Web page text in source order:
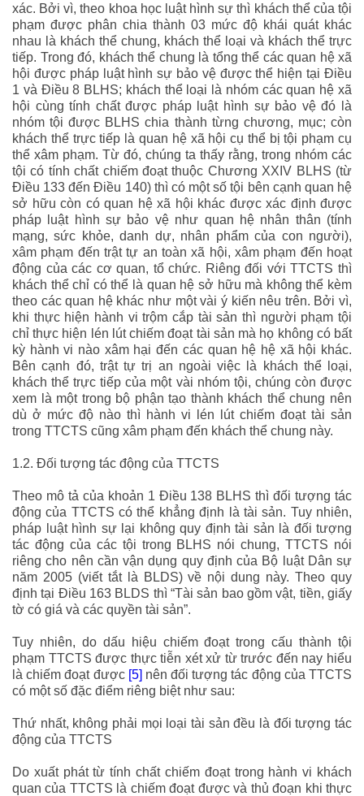
xác. Bởi vì, theo khoa học luật hình sự thì khách thể của tội
phạm được phân chia thành 03 mức độ khái quát khác
nhau là khách thể chung, khách thể loại và khách thể trực
tiếp. Trong đó, khách thể chung là tổng thể các quan hệ xã
hội được pháp luật hình sự bảo vệ được thể hiện tại Điều
1 và Điều 8 BLHS; khách thể loại là nhóm các quan hệ xã
hội cùng tính chất được pháp luật hình sự bảo vệ đó là
nhóm tội được BLHS chia thành từng chương, mục; còn
khách thể trực tiếp là quan hệ xã hội cụ thể bị tội phạm cụ
thể xâm phạm. Từ đó, chúng ta thấy rằng, trong nhóm các
tội có tính chất chiếm đoạt thuộc Chương XXIV BLHS (từ
Điều 133 đến Điều 140) thì có một số tội bên cạnh quan hệ
sở hữu còn có quan hệ xã hội khác được xác định được
pháp luật hình sự bảo vệ như quan hệ nhân thân (tính
mạng, sức khỏe, danh dự, nhân phẩm của con người),
xâm phạm đến trật tự an toàn xã hội, xâm phạm đến hoạt
động của các cơ quan, tổ chức. Riêng đối với TTCTS thì
khách thể chỉ có thể là quan hệ sở hữu mà không thể kèm
theo các quan hệ khác như một vài ý kiến nêu trên. Bởi vì,
khi thực hiện hành vi trộm cắp tài sản thì người phạm tội
chỉ thực hiện lén lút chiếm đoạt tài sản mà họ không có bất
kỳ hành vi nào xâm hại đến các quan hệ hệ xã hội khác.
Bên cạnh đó, trật tự trị an ngoài việc là khách thể loại,
khách thể trực tiếp của một vài nhóm tội, chúng còn được
xem là một trong bộ phận tạo thành khách thể chung nên
dù ở mức độ nào thì hành vi lén lút chiếm đoạt tài sản
trong TTCTS cũng xâm phạm đến khách thể chung này.
1.2. Đối tượng tác động của TTCTS
Theo mô tả của khoản 1 Điều 138 BLHS thì đối tượng tác
động của TTCTS có thể khẳng định là tài sản. Tuy nhiên,
pháp luật hình sự lại không quy định tài sản là đối tượng
tác động của các tội trong BLHS nói chung, TTCTS nói
riêng cho nên cần vận dụng quy định của Bộ luật Dân sự
năm 2005 (viết tắt là BLDS) về nội dung này. Theo quy
định tại Điều 163 BLDS thì “Tài sản bao gồm vật, tiền, giấy
tờ có giá và các quyền tài sản”.
Tuy nhiên, do dấu hiệu chiếm đoạt trong cấu thành tội
phạm TTCTS được thực tiễn xét xử từ trước đến nay hiểu
là chiếm đoạt được [5] nên đối tượng tác động của TTCTS
có một số đặc điểm riêng biệt như sau:
Thứ nhất, không phải mọi loại tài sản đều là đối tượng tác
động của TTCTS
Do xuất phát từ tính chất chiếm đoạt trong hành vi khách
quan của TTCTS là chiếm đoạt được và thủ đoạn khi thực